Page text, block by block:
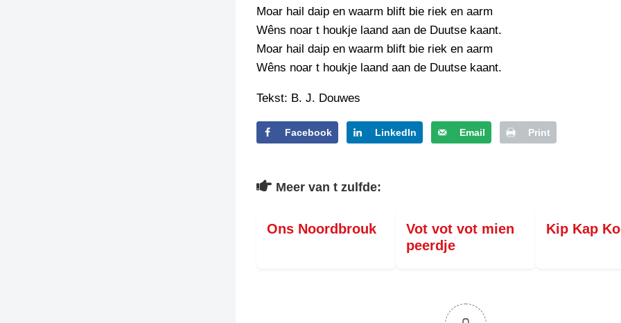
TENEEL
Moar hail daip en waarm blift bie riek en aarm
Wêns noar t houkje laand aan de Duutse kaant.
Moar hail daip en waarm blift bie riek en aarm
Wêns noar t houkje laand aan de Duutse kaant.
Tekst: B. J. Douwes
Facebook LinkedIn Email Print
Meer van t zulfde:
Ons Noordbrouk
Vot vot vot mien
peerdje
Kip Kap